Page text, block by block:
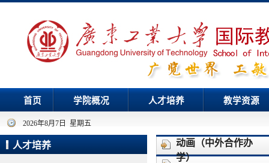
首页 学院概况 人才培养 教学资源
2026年8月7日 星期五
人才培养
动画（中外合作办
学）